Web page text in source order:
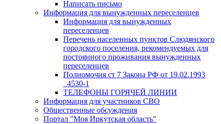
Написать письмо
Информация для вынужденных переселенцев
Информация для вынужденных
переселенцев
Перечень населенных пунктов Слюдянского
городского поселения, рекомендуемых для
постоянного проживания вынужденных
переселенцев
Полномочия ст 7 Закона РФ от 19.02.1993
_4530-1
ТЕЛЕФОНЫ ГОРЯЧЕЙ ЛИНИИ
Информация для участников СВО
Общественные обсуждения
Портал "Моя Иркутская область"